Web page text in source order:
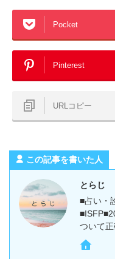
Pocket
Pinterest
URLコピー
この記事を書いた人
とらじ
■占い・
ついて正